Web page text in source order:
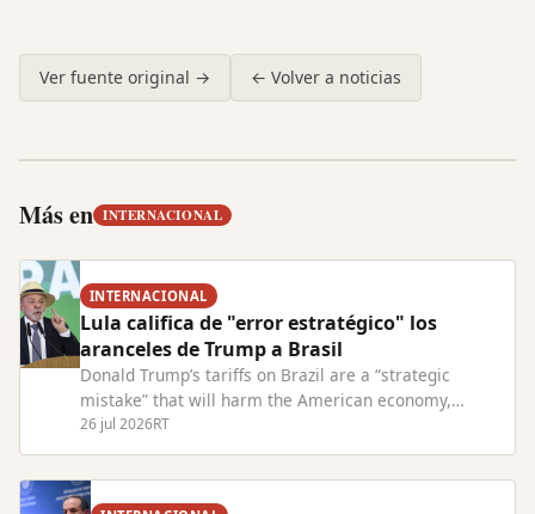
Ver fuente original → ← Volver a noticias
Más en INTERNACIONAL
INTERNACIONAL
Lula califica de "error estratégico" los
aranceles de Trump a Brasil
Donald Trump’s tariffs on Brazil are a “strategic
mistake” that will harm the American economy,
President Lula has warned. Read Full Article at
RT.com
26 jul 2026RT